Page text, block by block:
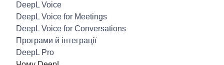
DeepL Voice
DeepL Voice for Meetings
DeepL Voice for Conversations
Програми й інтеграції
DeepL Pro